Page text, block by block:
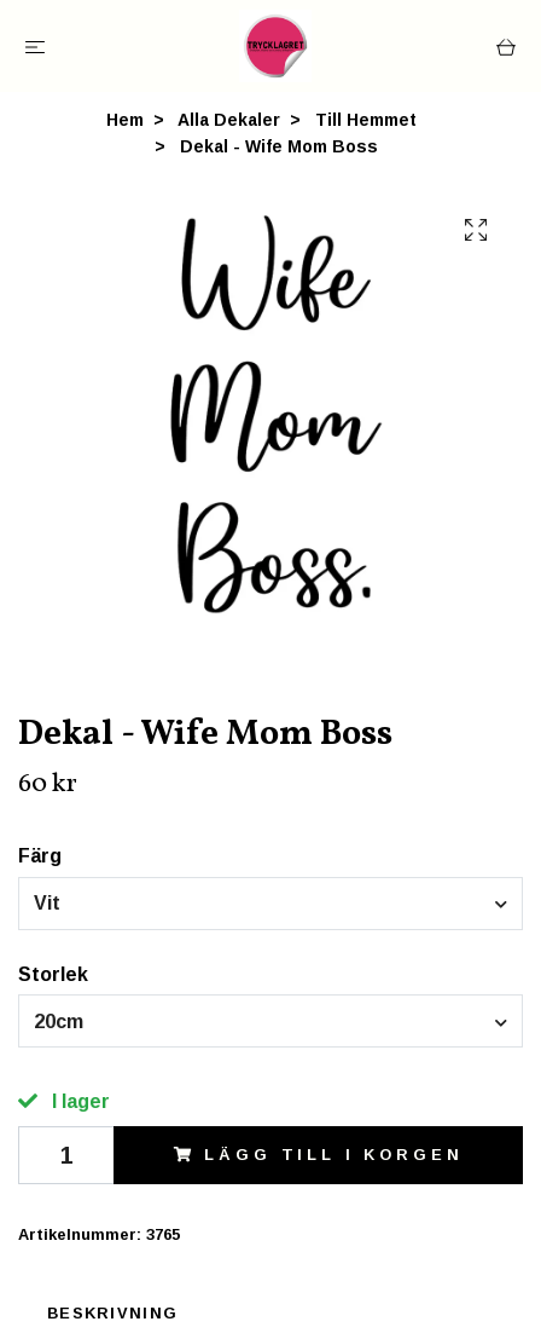
Hem Alla Dekaler
Till Hemmet
Dekal - Wife Mom Boss
Dekal - Wife Mom Boss
60 kr
Färg
Vit
Storlek
20cm
I lager
LÄGG TILL I KORGEN
Artikelnummer: 3765
BESKRIVNING